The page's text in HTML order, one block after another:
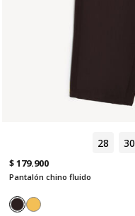
28 30
$ 179.900
Pantalón chino fluido